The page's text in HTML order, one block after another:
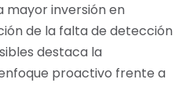
mayor inversión en
de la falta de detección
destaca la
proactivo frente a